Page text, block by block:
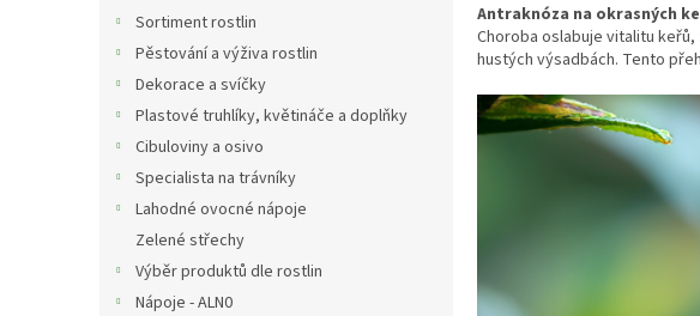
Sortiment rostlin
Pěstování a výživa rostlin
Dekorace a svíčky
Plastové truhlíky, květináče a doplňky
Cibuloviny a osivo
Specialista na trávníky
Lahodné ovocné nápoje
Zelené střechy
Výběr produktů dle rostlin
Nápoje - ALN0
Antraknóza na okrasných
Choroba oslabuje vitalitu
hustých výsadbách. Tento